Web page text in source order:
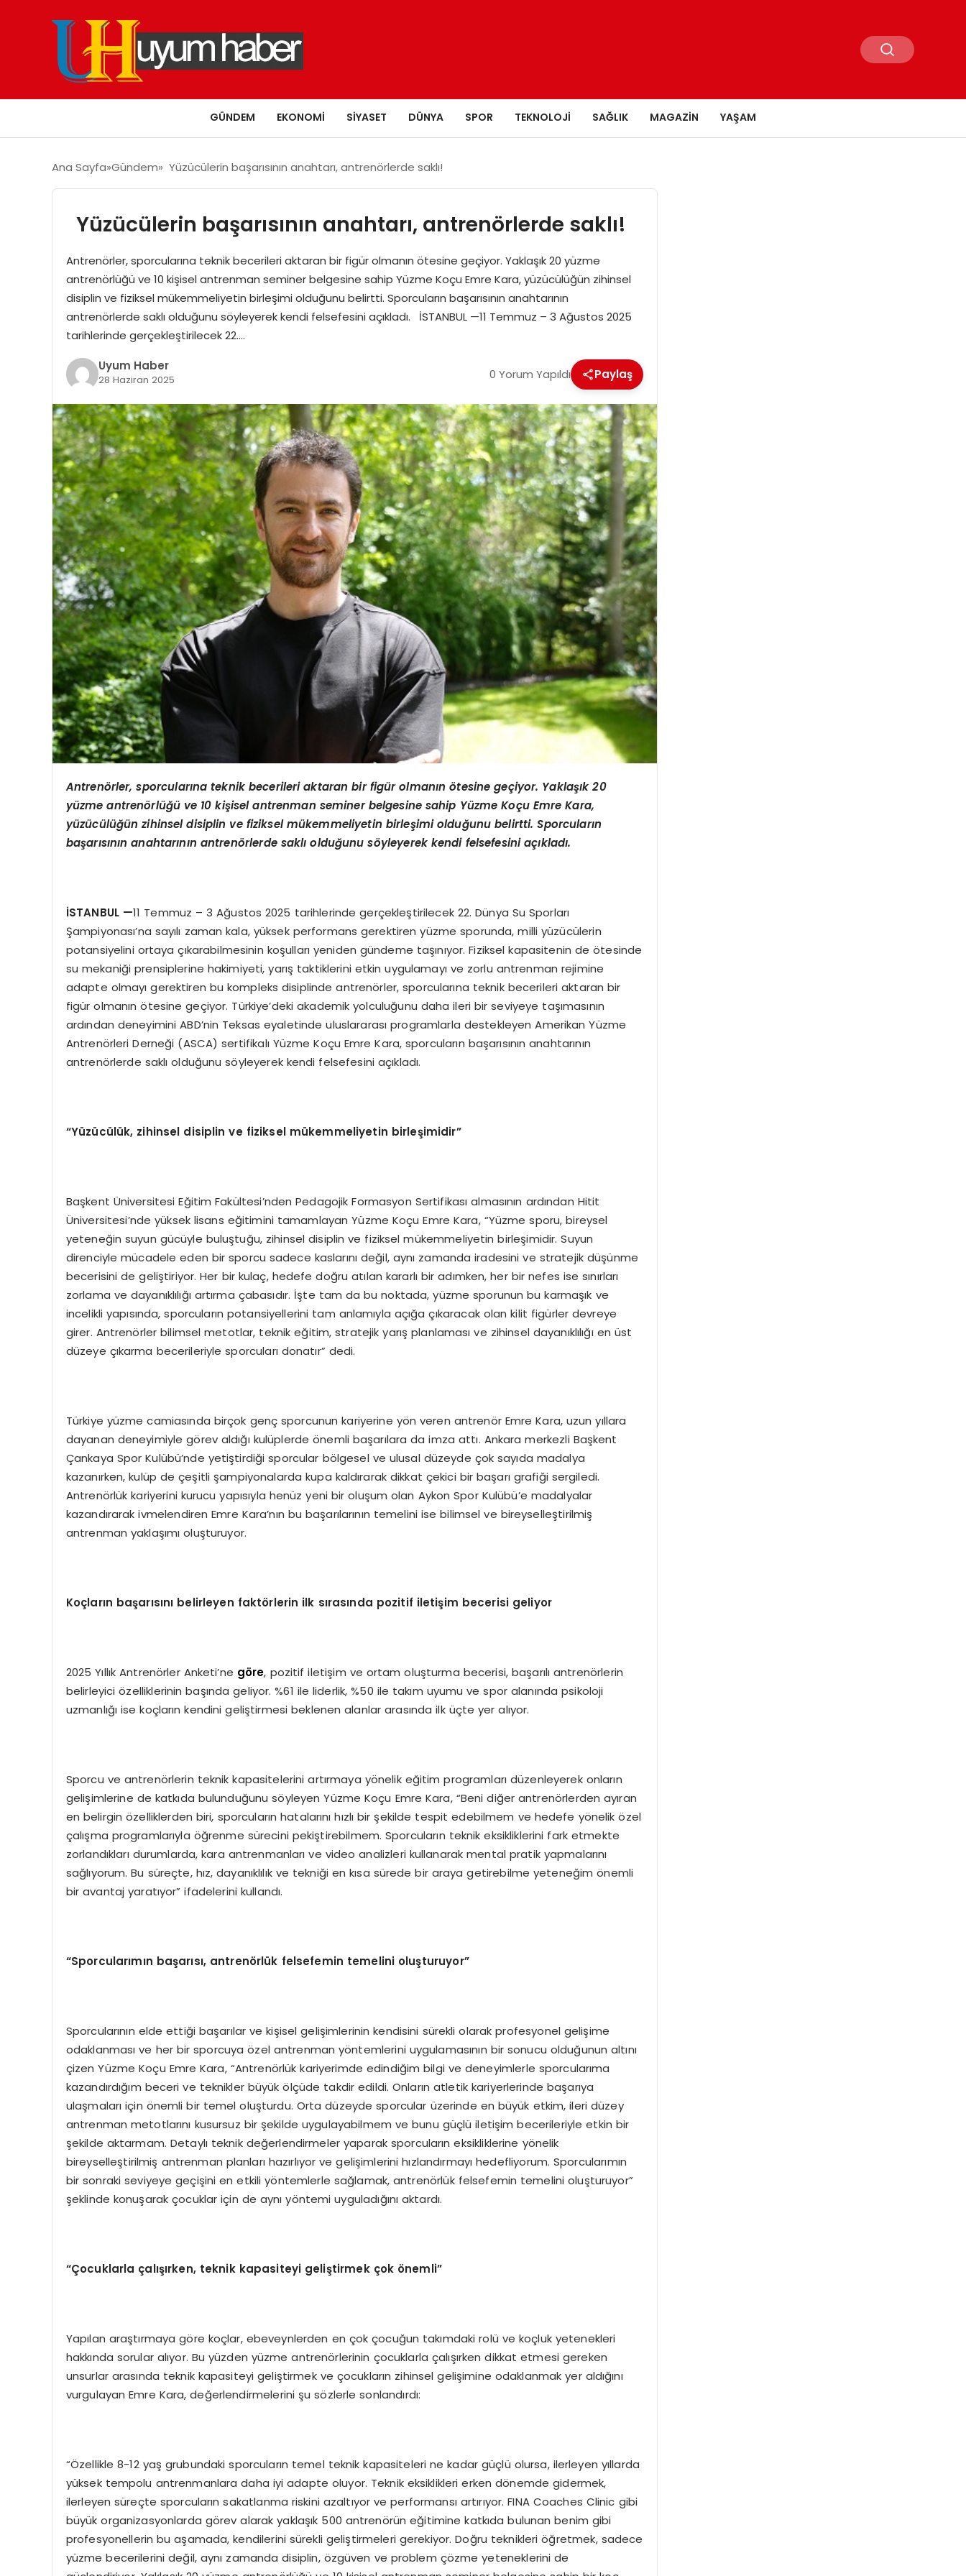
GÜNDEM EKONOMI SIYASET DÜNYA SPOR TEKNOLOJI SAĞLIK MAGAZIN YAŞAM
Ana Sayfa Gündem Yüzücülerin başarısının anahtarı, antrenörlerde saklı!
Yüzücülerin başarısının anahtarı, antrenörlerde saklı!
Antrenörler, sporcularına teknik becerileri aktaran bir figür olmanın ötesine geçiyor. Yaklaşık 20 yüzme
antrenörlüğü ve 10 kişisel antrenman seminer belgesine sahip Yüzme Koçu Emre Kara, yüzücülüğün zihinsel
disiplin ve fiziksel mükemmeliyetin birleşimi olduğunu belirtti. Sporcuların başarısının anahtarının
antrenörlerde saklı olduğunu söyleyerek kendi felsefesini açıkladı. İSTANBUL —11 Temmuz – 3 Ağustos 2025
tarihlerinde gerçekleştirilecek 22….
Uyum Haber
28 Haziran 2025 0 Yorum Yapıldı Paylaş
Antrenörler, sporcularına teknik becerileri aktaran bir figür olmanın ötesine geçiyor. Yaklaşık 20
yüzme antrenörlüğü ve 10 kişisel antrenman seminer belgesine sahip Yüzme Koçu Emre Kara,
yüzücülüğün zihinsel disiplin ve fiziksel mükemmeliyetin birleşimi olduğunu belirtti. Sporcuların
başarısının anahtarının antrenörlerde saklı olduğunu söyleyerek kendi felsefesini açıkladı.
İSTANBUL —11 Temmuz – 3 Ağustos 2025 tarihlerinde gerçekleştirilecek 22. Dünya Su Sporları
Şampiyonası’na sayılı zaman kala, yüksek performans gerektiren yüzme sporunda, milli yüzücülerin
potansiyelini ortaya çıkarabilmesinin koşulları yeniden gündeme taşınıyor. Fiziksel kapasitenin de ötesinde
su mekaniği prensiplerine hakimiyeti, yarış taktiklerini etkin uygulamayı ve zorlu antrenman rejimine
adapte olmayı gerektiren bu kompleks disiplinde antrenörler, sporcularına teknik becerileri aktaran bir
figür olmanın ötesine geçiyor. Türkiye’deki akademik yolculuğunu daha ileri bir seviyeye taşımasının
ardından deneyimini ABD’nin Teksas eyaletinde uluslararası programlarla destekleyen Amerikan Yüzme
Antrenörleri Derneği (ASCA) sertifikalı Yüzme Koçu Emre Kara, sporcuların başarısının anahtarının
antrenörlerde saklı olduğunu söyleyerek kendi felsefesini açıkladı.
“Yüzücülük, zihinsel disiplin ve fiziksel mükemmeliyetin birleşimidir”
Başkent Üniversitesi Eğitim Fakültesi’nden Pedagojik Formasyon Sertifikası almasının ardından Hitit
Üniversitesi’nde yüksek lisans eğitimini tamamlayan Yüzme Koçu Emre Kara, “Yüzme sporu, bireysel
yeteneğin suyun gücüyle buluştuğu, zihinsel disiplin ve fiziksel mükemmeliyetin birleşimidir. Suyun
direnciyle mücadele eden bir sporcu sadece kaslarını değil, aynı zamanda iradesini ve stratejik düşünme
becerisini de geliştiriyor. Her bir kulaç, hedefe doğru atılan kararlı bir adımken, her bir nefes ise sınırları
zorlama ve dayanıklılığı artırma çabasıdır. İşte tam da bu noktada, yüzme sporunun bu karmaşık ve
incelikli yapısında, sporcuların potansiyellerini tam anlamıyla açığa çıkaracak olan kilit figürler devreye
girer. Antrenörler bilimsel metotlar, teknik eğitim, stratejik yarış planlaması ve zihinsel dayanıklılığı en üst
düzeye çıkarma becerileriyle sporcuları donatır” dedi.
Türkiye yüzme camiasında birçok genç sporcunun kariyerine yön veren antrenör Emre Kara, uzun yıllara
dayanan deneyimiyle görev aldığı kulüplerde önemli başarılara da imza attı. Ankara merkezli Başkent
Çankaya Spor Kulübü’nde yetiştirdiği sporcular bölgesel ve ulusal düzeyde çok sayıda madalya
kazanırken, kulüp de çeşitli şampiyonalarda kupa kaldırarak dikkat çekici bir başarı grafiği sergiledi.
Antrenörlük kariyerini kurucu yapısıyla henüz yeni bir oluşum olan Aykon Spor Kulübü’e madalyalar
kazandırarak ivmelendiren Emre Kara’nın bu başarılarının temelini ise bilimsel ve bireyselleştirilmiş
antrenman yaklaşımı oluşturuyor.
Koçların başarısını belirleyen faktörlerin ilk sırasında pozitif iletişim becerisi geliyor
2025 Yıllık Antrenörler Anketi’ne göre, pozitif iletişim ve ortam oluşturma becerisi, başarılı antrenörlerin
belirleyici özelliklerinin başında geliyor. %61 ile liderlik, %50 ile takım uyumu ve spor alanında psikoloji
uzmanlığı ise koçların kendini geliştirmesi beklenen alanlar arasında ilk üçte yer alıyor.
Sporcu ve antrenörlerin teknik kapasitelerini artırmaya yönelik eğitim programları düzenleyerek onların
gelişimlerine de katkıda bulunduğunu söyleyen Yüzme Koçu Emre Kara, “Beni diğer antrenörlerden ayıran
en belirgin özelliklerden biri, sporcuların hatalarını hızlı bir şekilde tespit edebilmem ve hedefe yönelik özel
çalışma programlarıyla öğrenme sürecini pekiştirebilmem. Sporcuların teknik eksikliklerini fark etmekte
zorlandıkları durumlarda, kara antrenmanları ve video analizleri kullanarak mental pratik yapmalarını
sağlıyorum. Bu süreçte, hız, dayanıklılık ve tekniği en kısa sürede bir araya getirebilme yeteneğim önemli
bir avantaj yaratıyor” ifadelerini kullandı.
“Sporcularımın başarısı, antrenörlük felsefemin temelini oluşturuyor”
Sporcularının elde ettiği başarılar ve kişisel gelişimlerinin kendisini sürekli olarak profesyonel gelişime
odaklanması ve her bir sporcuya özel antrenman yöntemlerini uygulamasının bir sonucu olduğunun altını
çizen Yüzme Koçu Emre Kara, “Antrenörlük kariyerimde edindiğim bilgi ve deneyimlerle sporcularıma
kazandırdığım beceri ve teknikler büyük ölçüde takdir edildi. Onların atletik kariyerlerinde başarıya
ulaşmaları için önemli bir temel oluşturdu. Orta düzeyde sporcular üzerinde en büyük etkim, ileri düzey
antrenman metotlarını kusursuz bir şekilde uygulayabilmem ve bunu güçlü iletişim becerileriyle etkin bir
şekilde aktarmam. Detaylı teknik değerlendirmeler yaparak sporcuların eksikliklerine yönelik
bireyselleştirilmiş antrenman planları hazırlıyor ve gelişimlerini hızlandırmayı hedefliyorum. Sporcularımın
bir sonraki seviyeye geçişini en etkili yöntemlerle sağlamak, antrenörlük felsefemin temelini oluşturuyor”
şeklinde konuşarak çocuklar için de aynı yöntemi uyguladığını aktardı.
“Çocuklarla çalışırken, teknik kapasiteyi geliştirmek çok önemli”
Yapılan araştırmaya göre koçlar, ebeveynlerden en çok çocuğun takımdaki rolü ve koçluk yetenekleri
hakkında sorular alıyor. Bu yüzden yüzme antrenörlerinin çocuklarla çalışırken dikkat etmesi gereken
unsurlar arasında teknik kapasiteyi geliştirmek ve çocukların zihinsel gelişimine odaklanmak yer aldığını
vurgulayan Emre Kara, değerlendirmelerini şu sözlerle sonlandırdı:
“Özellikle 8-12 yaş grubundaki sporcuların temel teknik kapasiteleri ne kadar güçlü olursa, ilerleyen yıllarda
yüksek tempolu antrenmanlara daha iyi adapte oluyor. Teknik eksiklikleri erken dönemde gidermek,
ilerleyen süreçte sporcuların sakatlanma riskini azaltıyor ve performansı artırıyor. FINA Coaches Clinic gibi
büyük organizasyonlarda görev alarak yaklaşık 500 antrenörün eğitimine katkıda bulunan benim gibi
profesyonellerin bu aşamada, kendilerini sürekli geliştirmeleri gerekiyor. Doğru teknikleri öğretmek, sadece
yüzme becerilerini değil, aynı zamanda disiplin, özgüven ve problem çözme yeteneklerini de